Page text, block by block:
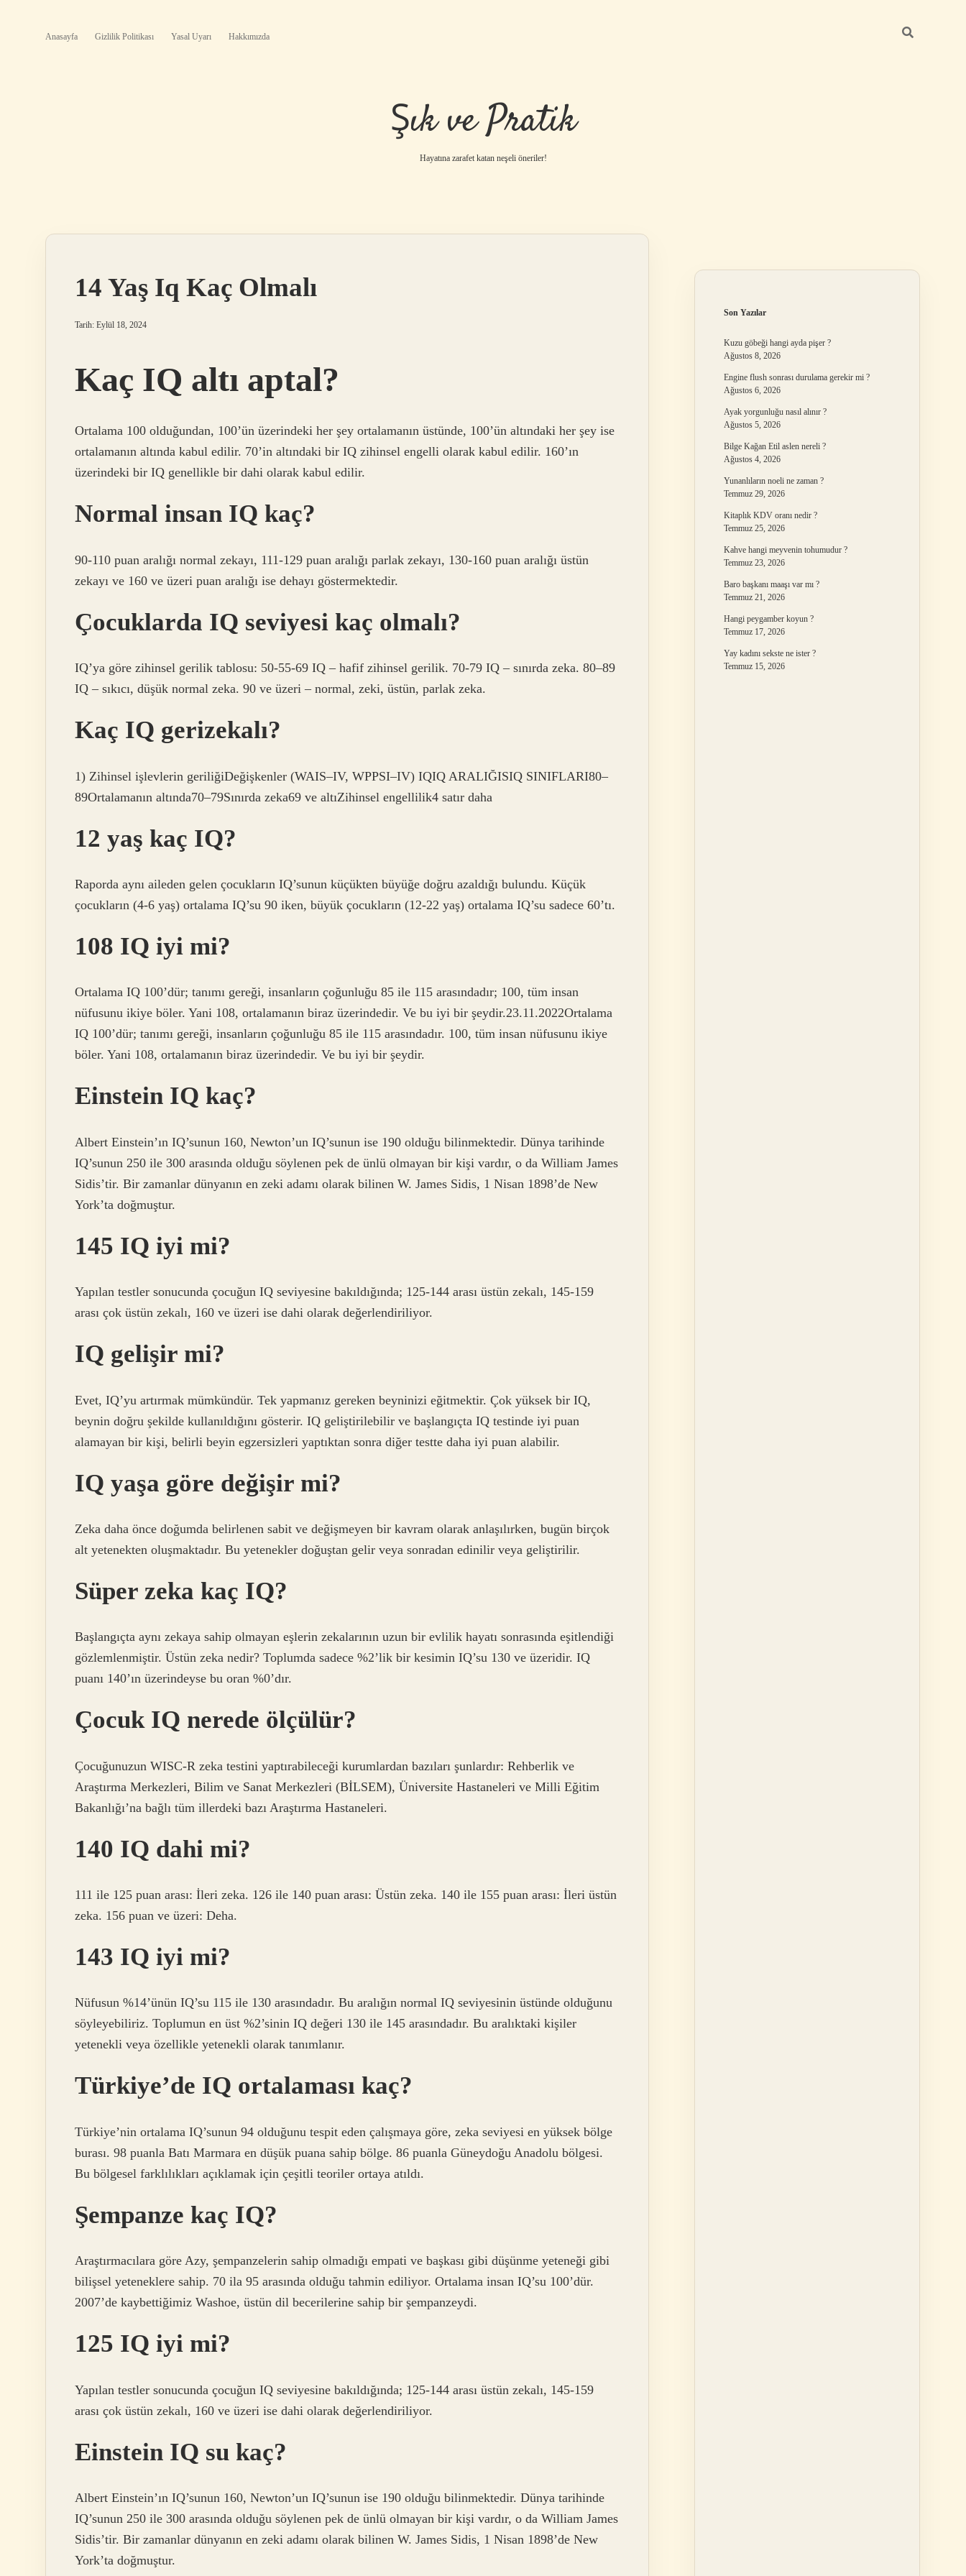
Anasayfa Gizlilik Politikası Yasal Uyarı Hakkımızda
Şık ve Pratik
Hayatına zarafet katan neşeli öneriler!
14 Yaş Iq Kaç Olmalı
Tarih: Eylül 18, 2024
Kaç IQ altı aptal?
Ortalama 100 olduğundan, 100’ün üzerindeki her şey ortalamanın üstünde, 100’ün altındaki her şey ise
ortalamanın altında kabul edilir. 70’in altındaki bir IQ zihinsel engelli olarak kabul edilir. 160’ın
üzerindeki bir IQ genellikle bir dahi olarak kabul edilir.
Normal insan IQ kaç?
90-110 puan aralığı normal zekayı, 111-129 puan aralığı parlak zekayı, 130-160 puan aralığı üstün
zekayı ve 160 ve üzeri puan aralığı ise dehayı göstermektedir.
Çocuklarda IQ seviyesi kaç olmalı?
IQ’ya göre zihinsel gerilik tablosu: 50-55-69 IQ – hafif zihinsel gerilik. 70-79 IQ – sınırda zeka. 80–89
IQ – sıkıcı, düşük normal zeka. 90 ve üzeri – normal, zeki, üstün, parlak zeka.
Kaç IQ gerizekalı?
1) Zihinsel işlevlerin geriliğiDeğişkenler (WAIS–IV, WPPSI–IV) IQIQ ARALIĞISIQ SINIFLARI80–
89Ortalamanın altında70–79Sınırda zeka69 ve altıZihinsel engellilik4 satır daha
12 yaş kaç IQ?
Raporda aynı aileden gelen çocukların IQ’sunun küçükten büyüğe doğru azaldığı bulundu. Küçük
çocukların (4-6 yaş) ortalama IQ’su 90 iken, büyük çocukların (12-22 yaş) ortalama IQ’su sadece 60’tı.
108 IQ iyi mi?
Ortalama IQ 100’dür; tanımı gereği, insanların çoğunluğu 85 ile 115 arasındadır; 100, tüm insan
nüfusunu ikiye böler. Yani 108, ortalamanın biraz üzerindedir. Ve bu iyi bir şeydir.23.11.2022Ortalama
IQ 100’dür; tanımı gereği, insanların çoğunluğu 85 ile 115 arasındadır. 100, tüm insan nüfusunu ikiye
böler. Yani 108, ortalamanın biraz üzerindedir. Ve bu iyi bir şeydir.
Einstein IQ kaç?
Albert Einstein’ın IQ’sunun 160, Newton’un IQ’sunun ise 190 olduğu bilinmektedir. Dünya tarihinde
IQ’sunun 250 ile 300 arasında olduğu söylenen pek de ünlü olmayan bir kişi vardır, o da William James
Sidis’tir. Bir zamanlar dünyanın en zeki adamı olarak bilinen W. James Sidis, 1 Nisan 1898’de New
York’ta doğmuştur.
145 IQ iyi mi?
Yapılan testler sonucunda çocuğun IQ seviyesine bakıldığında; 125-144 arası üstün zekalı, 145-159
arası çok üstün zekalı, 160 ve üzeri ise dahi olarak değerlendiriliyor.
IQ gelişir mi?
Evet, IQ’yu artırmak mümkündür. Tek yapmanız gereken beyninizi eğitmektir. Çok yüksek bir IQ,
beynin doğru şekilde kullanıldığını gösterir. IQ geliştirilebilir ve başlangıçta IQ testinde iyi puan
alamayan bir kişi, belirli beyin egzersizleri yaptıktan sonra diğer testte daha iyi puan alabilir.
IQ yaşa göre değişir mi?
Zeka daha önce doğumda belirlenen sabit ve değişmeyen bir kavram olarak anlaşılırken, bugün birçok
alt yetenekten oluşmaktadır. Bu yetenekler doğuştan gelir veya sonradan edinilir veya geliştirilir.
Süper zeka kaç IQ?
Başlangıçta aynı zekaya sahip olmayan eşlerin zekalarının uzun bir evlilik hayatı sonrasında eşitlendiği
gözlemlenmiştir. Üstün zeka nedir? Toplumda sadece %2’lik bir kesimin IQ’su 130 ve üzeridir. IQ
puanı 140’ın üzerindeyse bu oran %0’dır.
Çocuk IQ nerede ölçülür?
Çocuğunuzun WISC-R zeka testini yaptırabileceği kurumlardan bazıları şunlardır: Rehberlik ve
Araştırma Merkezleri, Bilim ve Sanat Merkezleri (BİLSEM), Üniversite Hastaneleri ve Milli Eğitim
Bakanlığı’na bağlı tüm illerdeki bazı Araştırma Hastaneleri.
140 IQ dahi mi?
111 ile 125 puan arası: İleri zeka. 126 ile 140 puan arası: Üstün zeka. 140 ile 155 puan arası: İleri üstün
zeka. 156 puan ve üzeri: Deha.
143 IQ iyi mi?
Nüfusun %14’ünün IQ’su 115 ile 130 arasındadır. Bu aralığın normal IQ seviyesinin üstünde olduğunu
söyleyebiliriz. Toplumun en üst %2’sinin IQ değeri 130 ile 145 arasındadır. Bu aralıktaki kişiler
yetenekli veya özellikle yetenekli olarak tanımlanır.
Türkiye’de IQ ortalaması kaç?
Türkiye’nin ortalama IQ’sunun 94 olduğunu tespit eden çalışmaya göre, zeka seviyesi en yüksek bölge
burası. 98 puanla Batı Marmara en düşük puana sahip bölge. 86 puanla Güneydoğu Anadolu bölgesi.
Bu bölgesel farklılıkları açıklamak için çeşitli teoriler ortaya atıldı.
Şempanze kaç IQ?
Araştırmacılara göre Azy, şempanzelerin sahip olmadığı empati ve başkası gibi düşünme yeteneği gibi
bilişsel yeteneklere sahip. 70 ila 95 arasında olduğu tahmin ediliyor. Ortalama insan IQ’su 100’dür.
2007’de kaybettiğimiz Washoe, üstün dil becerilerine sahip bir şempanzeydi.
125 IQ iyi mi?
Yapılan testler sonucunda çocuğun IQ seviyesine bakıldığında; 125-144 arası üstün zekalı, 145-159
arası çok üstün zekalı, 160 ve üzeri ise dahi olarak değerlendiriliyor.
Einstein IQ su kaç?
Albert Einstein’ın IQ’sunun 160, Newton’un IQ’sunun ise 190 olduğu bilinmektedir. Dünya tarihinde
IQ’sunun 250 ile 300 arasında olduğu söylenen pek de ünlü olmayan bir kişi vardır, o da William James
Sidis’tir. Bir zamanlar dünyanın en zeki adamı olarak bilinen W. James Sidis, 1 Nisan 1898’de New
York’ta doğmuştur.
Son Yazılar
Kuzu göbeği hangi ayda pişer ?
Ağustos 8, 2026
Engine flush sonrası durulama gerekir mi ?
Ağustos 6, 2026
Ayak yorgunluğu nasıl alınır ?
Ağustos 5, 2026
Bilge Kağan Etil aslen nereli ?
Ağustos 4, 2026
Yunanlıların noeli ne zaman ?
Temmuz 29, 2026
Kitaplık KDV oranı nedir ?
Temmuz 25, 2026
Kahve hangi meyvenin tohumudur ?
Temmuz 23, 2026
Baro başkanı maaşı var mı ?
Temmuz 21, 2026
Hangi peygamber koyun ?
Temmuz 17, 2026
Yay kadını sekste ne ister ?
Temmuz 15, 2026